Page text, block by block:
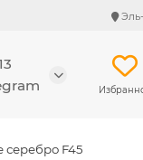
серебро F45